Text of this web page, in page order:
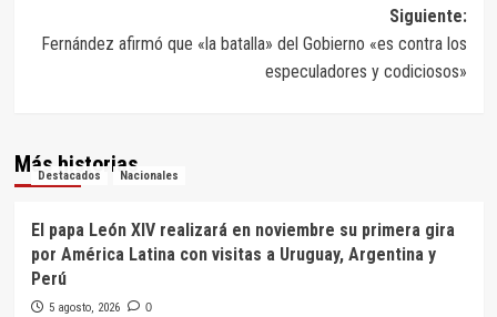
Siguiente:
Fernández afirmó que «la batalla» del Gobierno «es contra los
especuladores y codiciosos»
Más historias
Destacados Nacionales
El papa León XIV realizará en noviembre su primera gira
por América Latina con visitas a Uruguay, Argentina y
Perú
5 agosto, 2026 0